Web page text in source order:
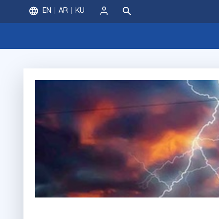
ورود
EN AR KU